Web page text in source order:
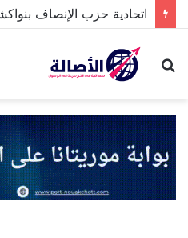
بحث